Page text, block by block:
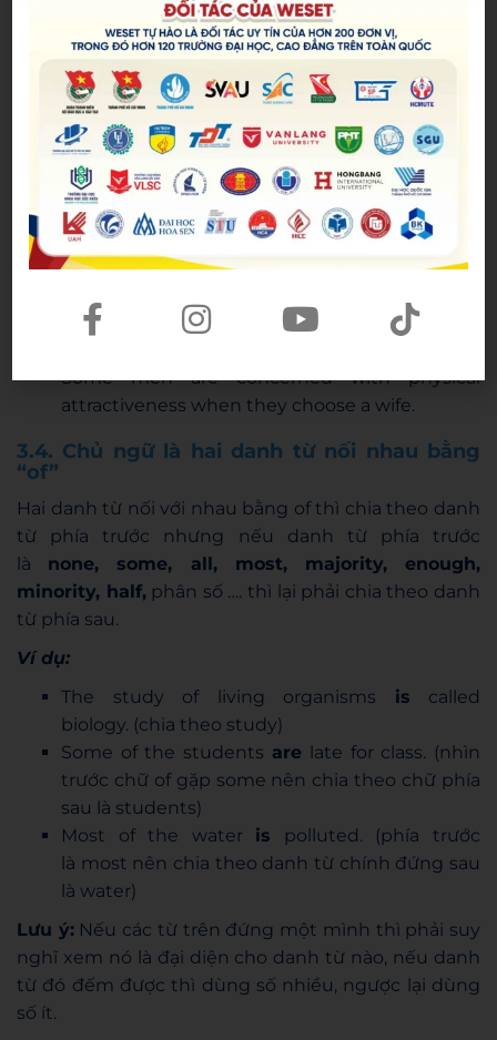
attracted to extreme sports. (chia theo my
3.3. Khi chủ ngữ là 1 đại từ “several, both,
many, few, all, some”
*Được sử dụng với danh từ không đếm được, động
từ sẽ ở dạng số ít.
Ví dụ:Some milkisspoilt.
*Được sử dụng với danh từ đếm được, động từ sẽ ở
Some men are concerned with physical
attractiveness when they choose a wife.
3.4. Chủ ngữ là hai danh từ nối nhau bằng
“of”
Hai danh từ nối với nhau bằng of thì chia theo danh
từ phía trước nhưng nếu danh từ phía trước
là none, some, all, most, majority, enough,
minority, half,phân số …. thì lại phải chia theo danh
từ phía sau.
Ví dụ:
The study of living organisms is called
biology. (chia theo study)
Some of the students are
late for class. (nhìn
trước chữ of gặp some nên chia theo chữ phía
sau là students)
Most of the water is polluted. (phía trước
là most nên chia theo danh từ chính đứng sau
là water)
Lưu ý:Nếu các từ trên đứng một mình thì phải suy
nghĩ xem nó là đại diện cho danh từ nào, nếu danh
từ đó đếm được thì dùng số nhiều, ngược lại dùng
số ít.